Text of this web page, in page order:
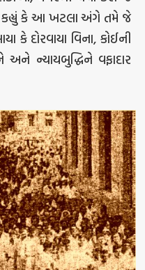
કહ્યું કે આ ખટલા અંગે તમે જે
કે દોરવાયા વિના, કોઈની
ન્યાયબુદ્ધિને વફાદાર